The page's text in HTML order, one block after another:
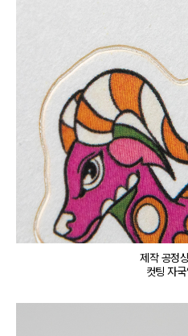
제작 공정
컷팅 자